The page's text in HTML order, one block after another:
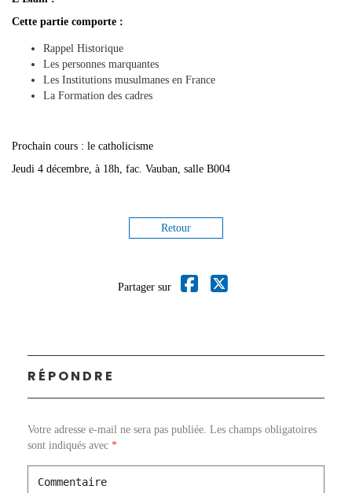
Cette partie comporte :
Rappel Historique
Les personnes marquantes
Les Institutions musulmanes en France
La Formation des cadres
Prochain cours : le catholicisme
Jeudi 4 décembre, à 18h, fac. Vauban, salle B004
Retour
Partager sur
RÉPONDRE
Votre adresse e-mail ne sera pas publiée. Les champs obligatoires
sont indiqués avec *